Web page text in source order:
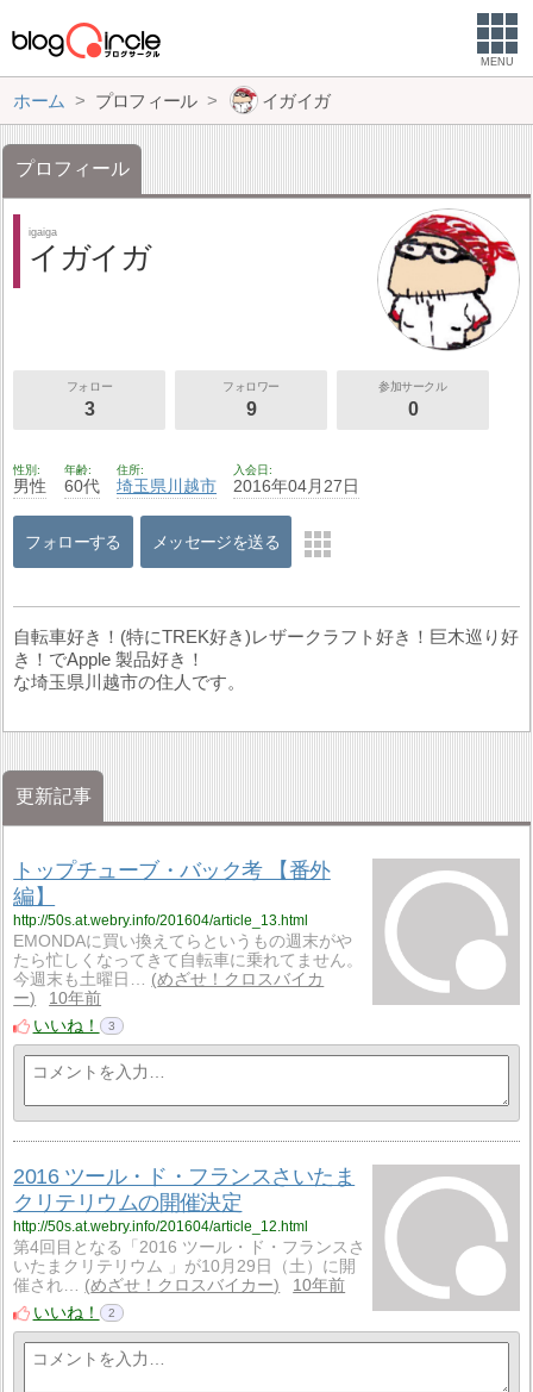
MENU
ホーム プロフィール イガイガ
プロフィール
igaiga
イガイガ
フォロー
3
フォロワー
9
参加サークル
0
性別
男性
年齢
60代
住所
埼玉県 川越市
入会日
2016年04月27日
フォローする メッセージを送る
自転車好き！(特にTREK好き)レザークラフト好き！巨木巡り好
き！でApple 製品好き！
な埼玉県川越市の住人です。
更新記事
トップチューブ・バック考 【番外
編】
http://50s.at.webry.info/201604/article_13.html
EMONDAに買い換えてらというもの週末がや
たら忙しくなってきて自転車に乗れてません。
今週末も土曜日…
めざせ！クロスバイカ
ー
10年前
いいね！
3
2016 ツール・ド・フランスさいたま
クリテリウムの開催決定
http://50s.at.webry.info/201604/article_12.html
第4回目となる「2016 ツール・ド・フランスさ
いたまクリテリウム 」が10月29日（土）に開
催され…
めざせ！クロスバイカー
10年前
いいね！
2